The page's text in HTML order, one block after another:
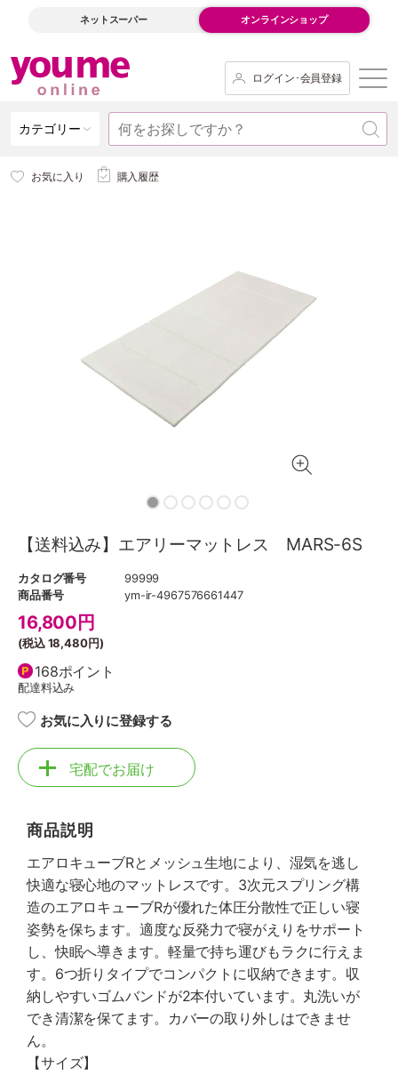
ネットスーパー オンラインショップ
ログイン･会員登録
カテゴリー
お気に入り 購入履歴
【送料込み】エアリーマットレス MARS-6S
カタログ番号
99999
商品番号
ym-ir-4967576661447
16,800 円
(税込18,480円)
168ポイント
配達料込み
お気に入りに登録する
宅配でお届け
商品説明
エアロキューブRとメッシュ生地により、湿気を逃し
快適な寝心地のマットレスです。3次元スプリング構
造のエアロキューブRが優れた体圧分散性で正しい寝
姿勢を保ちます。適度な反発力で寝がえりをサポート
し、快眠へ導きます。軽量で持ち運びもラクに行えま
す。6つ折りタイプでコンパクトに収納できます。収
納しやすいゴムバンドが2本付いています。丸洗いが
でき清潔を保てます。カバーの取り外しはできませ
ん。
【サイズ】